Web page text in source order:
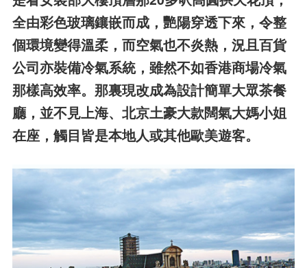
全由彩色玻璃鑲嵌而成，艷陽穿透下來，令整
個環境變得溫柔，而空氣也不炎熱，況且百貨
公司亦裝備冷氣系統，雖然不如香港商場冷氣
那樣高效率。那裏現改成為設計簡單大眾茶餐
廳，並不見上海、北京土豪大款闊氣大媽小姐
在座，觸目皆是本地人或其他歐美遊客。